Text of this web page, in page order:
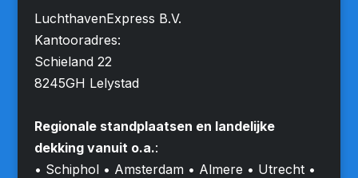
LuchthavenExpress B.V.
Kantooradres:
Schieland 22
8245GH Lelystad
Regionale standplaatsen en landelijke
dekking vanuit o.a.:
• Schiphol • Amsterdam • Almere • Utrecht •